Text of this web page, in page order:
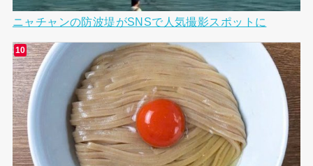
ニャチャンの防波堤がSNSで人気撮影スポットに